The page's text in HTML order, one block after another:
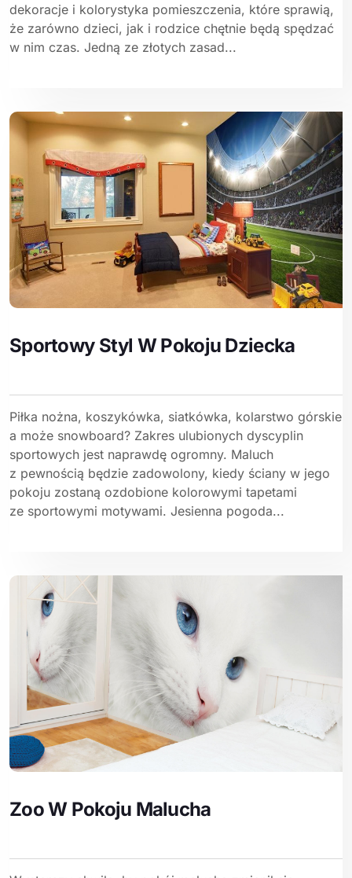
dekoracje i kolorystyka pomieszczenia, które sprawią,
że zarówno dzieci, jak i rodzice chętnie będą spędzać
w nim czas. Jedną ze złotych zasad...
Sportowy Styl W Pokoju Dziecka
Piłka nożna, koszykówka, siatkówka, kolarstwo górskie
a może snowboard? Zakres ulubionych dyscyplin
sportowych jest naprawdę ogromny. Maluch
z pewnością będzie zadowolony, kiedy ściany w jego
pokoju zostaną ozdobione kolorowymi tapetami
ze sportowymi motywami. Jesienna pogoda...
Zoo W Pokoju Malucha